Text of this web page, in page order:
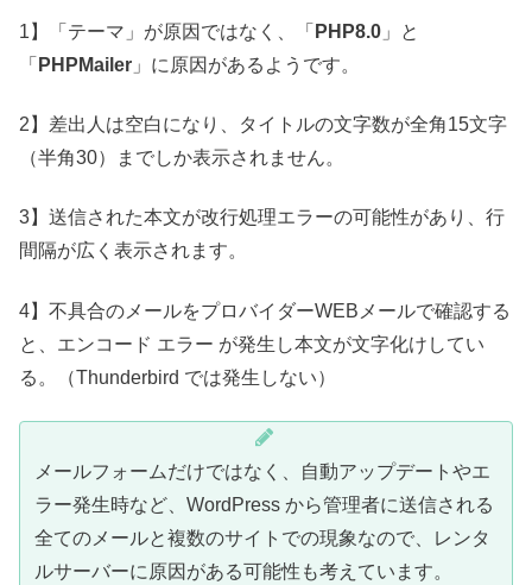
1】「テーマ」が原因ではなく、「 PHP8.0 」と
「 PHPMailer 」に原因があるようです。
2】差出人は空白になり、タイトルの文字数が全角15文字
（半角30）までしか表示されません。
3】送信された本文が改行処理エラーの可能性があり、行
間隔が広く表示されます。
4】不具合のメールをプロバイダーWEBメールで確認する
と、エンコード エラー が発生し本文が文字化けしてい
る。（Thunderbird では発生しない）
メールフォームだけではなく、自動アップデートやエ
ラー発生時など、WordPress から管理者に送信される
全てのメールと複数のサイトでの現象なので、レンタ
ルサーバーに原因がある可能性も考えています。